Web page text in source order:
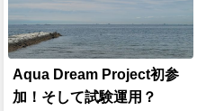
Aqua Dream Project初参
加！そして試験運用？